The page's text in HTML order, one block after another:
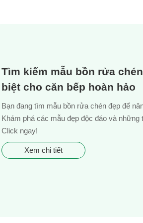
Tìm kiếm mẫu bồn rửa
biệt cho căn bếp hoàn hảo
Bạn đang tìm mẫu bồn rửa chén đẹp để
Khám phá các mẫu đẹp độc đáo và những
Click ngay!
Xem chi tiết